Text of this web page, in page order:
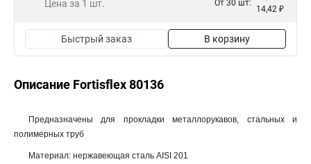
Цена за 1 шт. От 30 шт:
14,42 ₽
Быстрый заказ В корзину
Описание Fortisflex 80136
Предназначены для прокладки металлорукавов, стальных и
полимерных труб
Материал: нержавеющая сталь AISI 201